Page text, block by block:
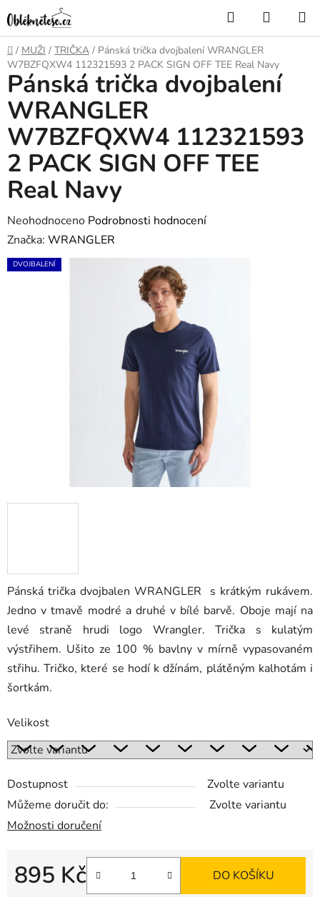
na
obsah
Hledat
KOŠÍK
Domů
/ MUŽI / TRIČKA / Pánská trička dvojbalení WRANGLER
W7BZFQXW4 112321593 2 PACK SIGN OFF TEE Real Navy
Pánská trička dvojbalen WRANGLER s krátkým rukávem.
Jedno v tmavě modré a druhé v bílé barvě. Oboje mají na
levé straně hrudi logo Wrangler. Trička s kulatým
výstřihem. Ušito ze 100 % bavlny v mírně vypasovaném
střihu. Tričko, které se hodí k džínám, plátěným kalhotám i
šortkám.
Velikost
Dostupnost
Zvolte variantu
Můžeme doručit do:
Zvolte variantu
Možnosti doručení
895 Kč DO KOŠÍKU
Pánská trička dvojbalení
WRANGLER
W7BZFQXW4 112321593
2 PACK SIGN OFF TEE
Real Navy
Průměrné
hodnocení
produktu
Neohodnoceno Podrobnosti hodnocení
Značka: WRANGLER
DVOJBALENÍ